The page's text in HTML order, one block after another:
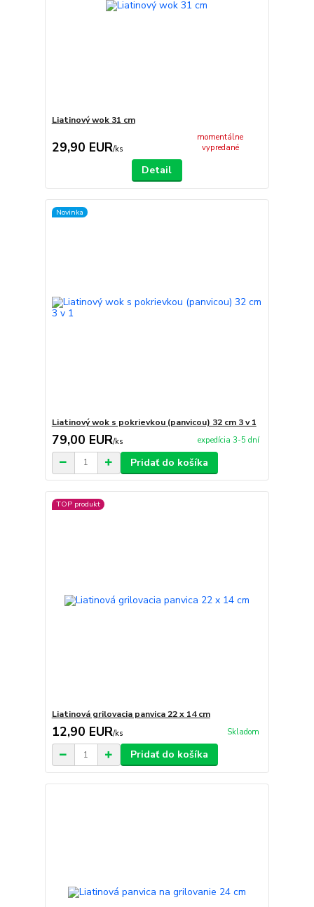
Liatinový wok 31 cm
29,90 EUR/ks
momentálne
vypredané
Detail
Novinka
Liatinový wok s pokrievkou (panvicou) 32 cm 3 v 1
79,00 EUR/ks expedícia 3-5 dní
Pridať do košíka
TOP produkt
Liatinová grilovacia panvica 22 x 14 cm
12,90 EUR/ks Skladom
Pridať do košíka